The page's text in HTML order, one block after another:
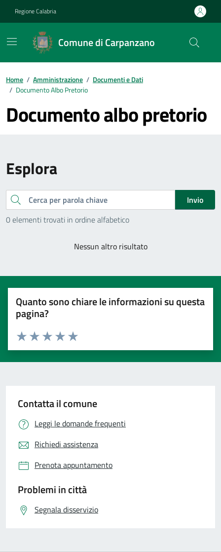
Regione Calabria
Comune di Carpanzano
Home / Amministrazione / Documenti e Dati
/ Documento Albo Pretorio
Documento albo pretorio
Esplora
Cerca
Invio
0 elementi trovati in ordine alfabetico
Nessun altro risultato
Quanto sono chiare le informazioni su questa
pagina?
Valuta 5 stelle su 5
Valuta 4 stelle su 5
Valuta 3 stelle su 5
Valuta 2 stelle su 5
Valuta 1 stelle su 5
Contatta il comune
Leggi le domande frequenti
Richiedi assistenza
Prenota appuntamento
Problemi in città
Segnala disservizio